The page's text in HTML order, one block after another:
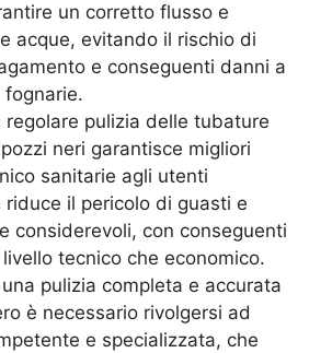
un corretto flusso e
acque, evitando il rischio di
e conseguenti danni a
regolare pulizia delle tubature
neri garantisce migliori
sanitarie agli utenti
riduce il pericolo di guasti e
considerevoli, con conseguenti
tecnico che economico.
pulizia completa e accurata
è necessario rivolgersi ad
e specializzata, che